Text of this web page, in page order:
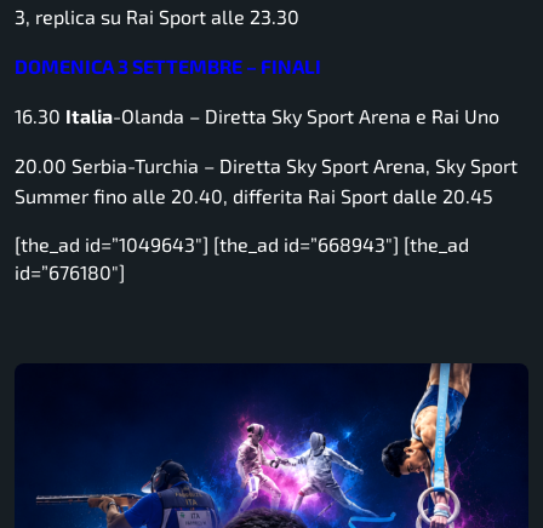
3, replica su Rai Sport alle 23.30
DOMENICA 3 SETTEMBRE – FINALI
16.30 Italia-Olanda – Diretta Sky Sport Arena e Rai Uno
20.00 Serbia-Turchia – Diretta Sky Sport Arena, Sky Sport
Summer fino alle 20.40, differita Rai Sport dalle 20.45
[the_ad id=”1049643″] [the_ad id=”668943″] [the_ad
id=”676180″]